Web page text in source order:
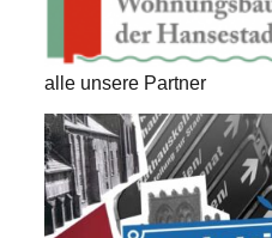
alle unsere Partner